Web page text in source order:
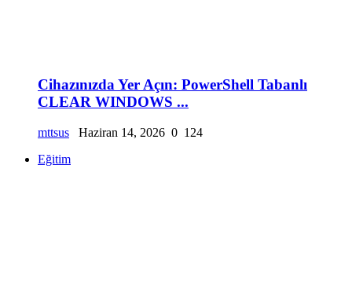
Cihazınızda Yer Açın: PowerShell Tabanlı
CLEAR WINDOWS ...
mttsus Haziran 14, 2026 0 124
Eğitim